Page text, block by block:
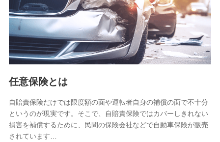
基本情報
氏名、電話番号、メールアドレス、お客さまの識別子、
属性、連絡先、dポイントサービスのご利用に関する情
報。例として、dポイントカード番号、性別、年齢、家族
構成、住所、dポイント残高、dポイント利用履歴などが
含まれます。
当社又は株式会社NTTドコモが提供する各種サービスな
又は株式会社NTTドコモが提供する各種サービスのご契
約状態・ご利用履歴インターネット利用時の行動に関す
る情報、アプリケーション利用時の行動に関する情報、
購入されたサービスや商品の名称・購入場所・決済に関
する情報、アンケートの回答に関する情報などが含まれ
任意保険とは
自賠責保険だけでは限度額の面や運転者自身の補償の面で不十分
というのが現実です。そこで、自賠責保険ではカバーしきれない
損害を補償するために、民間の保険会社などで自動車保険が販売
されています…